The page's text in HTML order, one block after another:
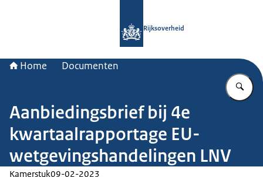
Rijksoverheid
Home Documenten
Aanbiedingsbrief bij 4e
kwartaalrapportage EU-
wetgevingshandelingen LNV
Kamerstuk09-02-2023